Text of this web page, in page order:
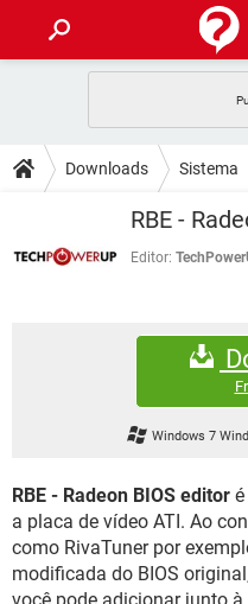
CELULAR
INSTAGRAM
DICAS
JOGOS
JOGOS
FÓRUM
INSTAGRAM
GUIA DE COMPRAS
Downloads Sistema
RBE -
Editor:
Windows 7
RBE - Radeon BIOS editor
a placa de vídeo ATI. Ao
como RivaTuner por
modificada do BIOS